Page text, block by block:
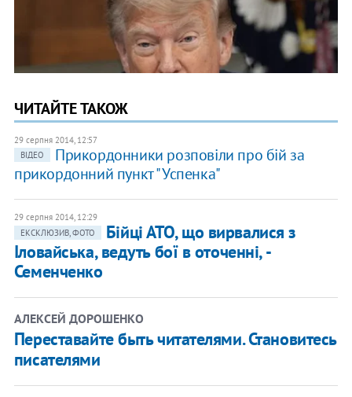
ЧИТАЙТЕ ТАКОЖ
29 серпня 2014, 12:57
ВІДЕО
Прикордонники розповіли про бій за
прикордонний пункт "Успенка"
29 серпня 2014, 12:29
ЕКСКЛЮЗИВ, ФОТО
Бійці АТО, що вирвалися з
Іловайська, ведуть бої в оточенні, -
Семенченко
АЛЕКСЕЙ ДОРОШЕНКО
Переставайте быть читателями. Становитесь
писателями